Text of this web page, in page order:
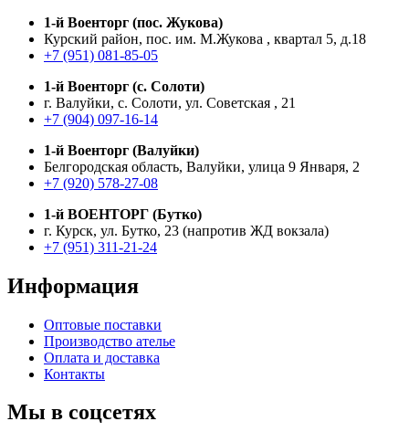
1-й Военторг (пос. Жукова)
Курский район, пос. им. М.Жукова , квартал 5, д.18
+7 (951) 081-85-05
1-й Военторг (с. Солоти)
г. Валуйки, с. Солоти, ул. Советская , 21
+7 (904) 097-16-14
1-й Военторг (Валуйки)
Белгородская область, Валуйки, улица 9 Января, 2
+7 (920) 578-27-08
1-й ВОЕНТОРГ (Бутко)
г. Курск, ул. Бутко, 23 (напротив ЖД вокзала)
+7 (951) 311-21-24
Информация
Оптовые поставки
Производство ателье
Оплата и доставка
Контакты
Мы в соцсетях